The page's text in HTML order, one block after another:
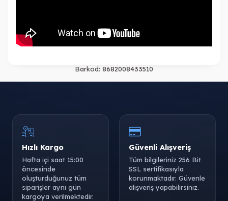
Barkod: 8682008433510
Hızlı Kargo
Hafta içi saat 15:00
öncesinde
oluşturduğunuz tüm
siparişler aynı gün
kargoya verilmektedir.
Güvenli Alışveriş
Tüm bilgileriniz 256 Bit
SSL sertifikasıyla
korunmaktadır. Güvenle
alışveriş yapabilirsiniz.